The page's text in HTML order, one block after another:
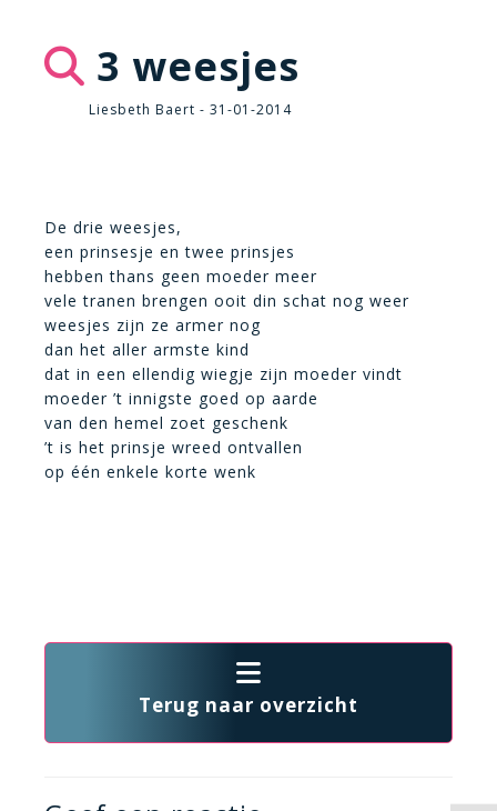
3 weesjes
Liesbeth Baert - 31-01-2014
De drie weesjes,
een prinsesje en twee prinsjes
hebben thans geen moeder meer
vele tranen brengen ooit din schat nog weer
weesjes zijn ze armer nog
dan het aller armste kind
dat in een ellendig wiegje zijn moeder vindt
moeder ’t innigste goed op aarde
van den hemel zoet geschenk
’t is het prinsje wreed ontvallen
op één enkele korte wenk
Terug naar overzicht